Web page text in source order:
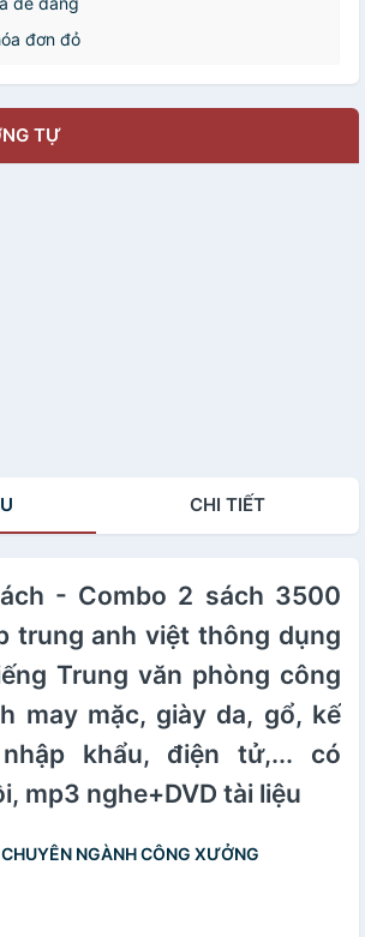
đơn đỏ
TỰ
CHI TIẾT
- Combo 2 sách 3500
trung anh việt thông dụng
Trung văn phòng công
may mặc, giày da, gổ, kế
khẩu, điện tử,... có
mp3 nghe+DVD tài liệu
NGÀNH CÔNG XƯỞNG